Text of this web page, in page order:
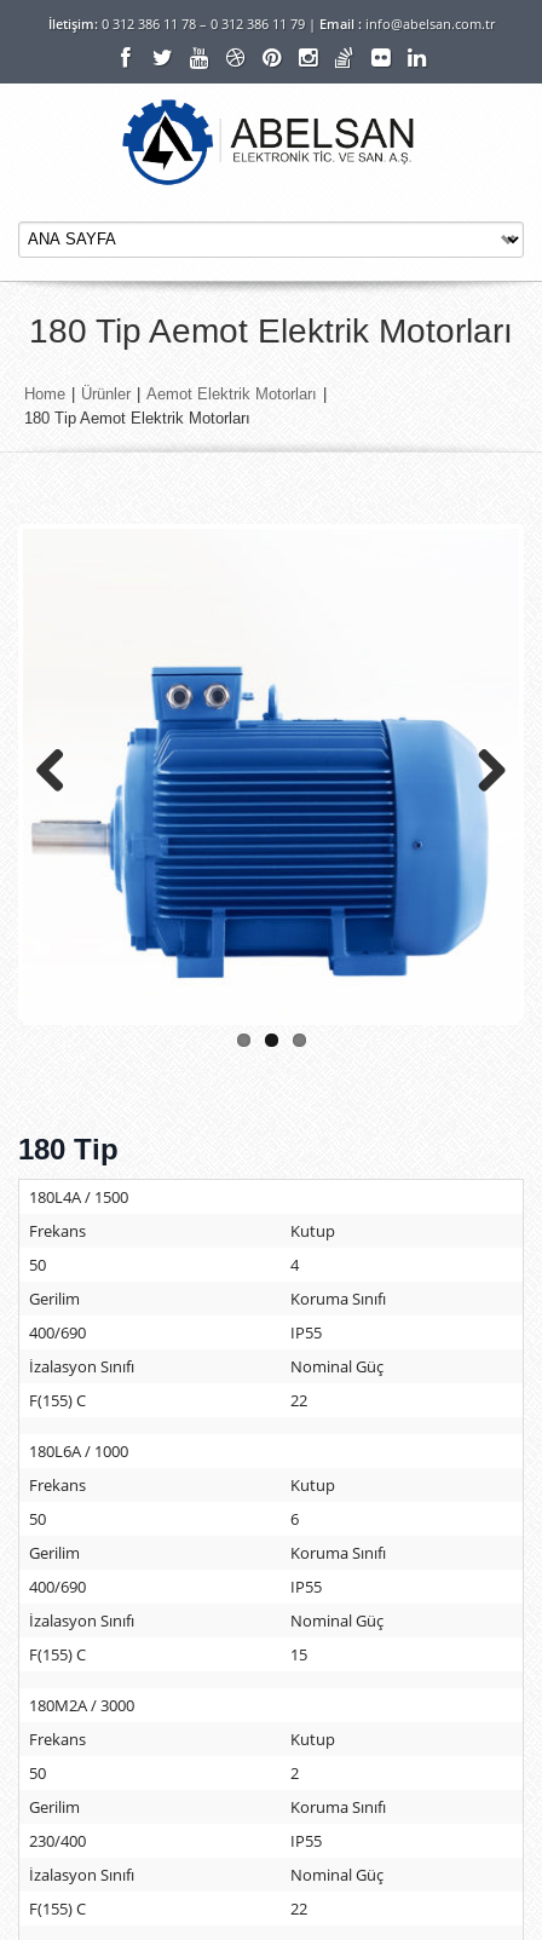
İletişim:0 312 386 11 78 – 0 312 386 11 79 | Email : info@abelsan.com.tr
180 Tip Aemot Elektrik Motorları
Home Ürünler Aemot Elektrik Motorları
180 Tip Aemot Elektrik Motorları
Next
180 Tip
180L4A / 1500
Frekans
Kutup
50
4
Gerilim
Koruma Sınıfı
400/690
IP55
İzalasyon Sınıfı
Nominal Güç
F(155) C
22
180L6A / 1000
Frekans
Kutup
50
6
Gerilim
Koruma Sınıfı
400/690
IP55
İzalasyon Sınıfı
Nominal Güç
F(155) C
15
180M2A / 3000
Frekans
Kutup
50
2
Gerilim
Koruma Sınıfı
230/400
IP55
İzalasyon Sınıfı
Nominal Güç
F(155) C
22